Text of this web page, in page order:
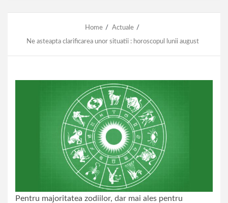
Home Actuale
Ne asteapta clarificarea unor situatii : horoscopul lunii august
Pentru majoritatea zodiilor, dar mai ales pentru